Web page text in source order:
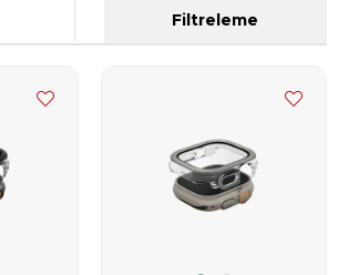
Filtreleme